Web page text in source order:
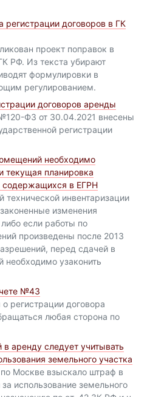
регистрации договоров в ГК
проект поправок в
РФ. Из текста убирают
формулировки в
регулированием.
договоров аренды
ФЗ от 30.04.2021 внесены
регистрации
необходимо
текущая планировка
содержащихся в ЕГРН
технической инвентаризации
изменения
если работы по
произведены после 2013
перед сдачей в
узаконить
№43
регистрации договора
любая сторона по
аренду следует учитывать
земельного участка
Москве взыскало штраф в
использование земельного